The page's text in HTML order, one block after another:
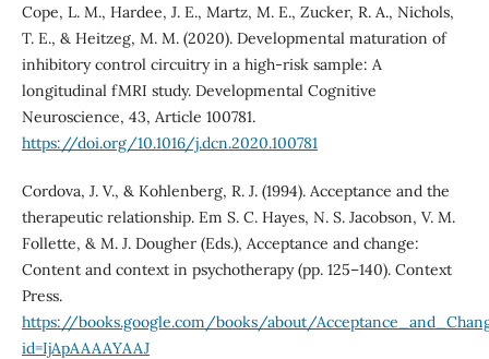
Cope, L. M., Hardee, J. E., Martz, M. E., Zucker, R. A., Nichols,
T. E., & Heitzeg, M. M. (2020). Developmental maturation of
inhibitory control circuitry in a high-risk sample: A
longitudinal fMRI study. Developmental Cognitive
Neuroscience, 43, Article 100781.
https://doi.org/10.1016/j.dcn.2020.100781
Cordova, J. V., & Kohlenberg, R. J. (1994). Acceptance and the
therapeutic relationship. Em S. C. Hayes, N. S. Jacobson, V. M.
Follette, & M. J. Dougher (Eds.), Acceptance and change:
Content and context in psychotherapy (pp. 125–140). Context
Press.
https://books.google.com/books/about/
id=IjApAAAAYAAJ